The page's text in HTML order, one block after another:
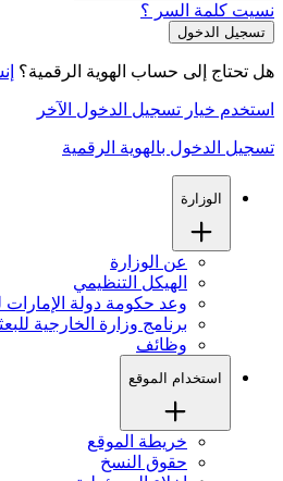
نسيت كلمة السر ؟
هل تحتاج إلى حساب الهوية الرقمية؟
استخدم خيار تسجيل الدخول الآخر
تسجيل الدخول بالهوية الرقمية
الوزارة
عن الوزارة
الهيكل التنظيمي
وعد حكومة دولة
برنامج وزارة الخارجية
وظائف
استخدام الموقع
خريطة الموقع
حقوق النسخ